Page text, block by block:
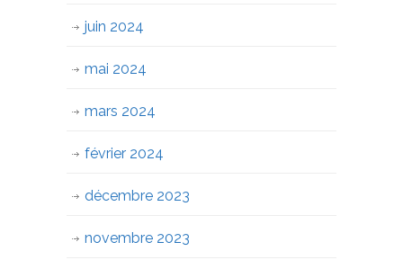
juin 2024
mai 2024
mars 2024
février 2024
décembre 2023
novembre 2023